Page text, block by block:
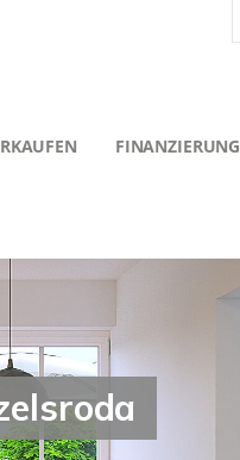
FINANZIERUNG